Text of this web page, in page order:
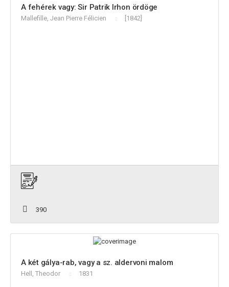
A fehérek vagy: Sir Patrik Irhon ördöge
Mallefille, Jean Pierre Félicien [1842]
390
A két gálya-rab, vagy a sz. aldervoni malom
Hell, Theodor 1831